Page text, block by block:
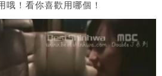
！看你喜歡用哪個！